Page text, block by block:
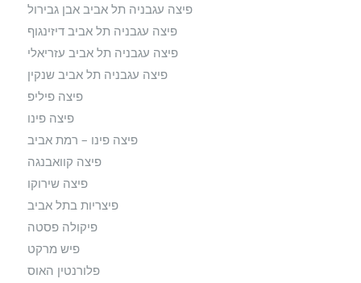
פיצה עגבניה תל אביב אבן גבירול
פיצה עגבניה תל אביב דיזינגוף
פיצה עגבניה תל אביב עזריאלי
פיצה עגבניה תל אביב שנקין
פיצה פיליפ
פיצה פינו
פיצה פינו – רמת אביב
פיצה קוואבנגה
פיצה שירוקו
פיצריות בתל אביב
פיקולה פסטה
פיש מרקט
פלורנטין האוס